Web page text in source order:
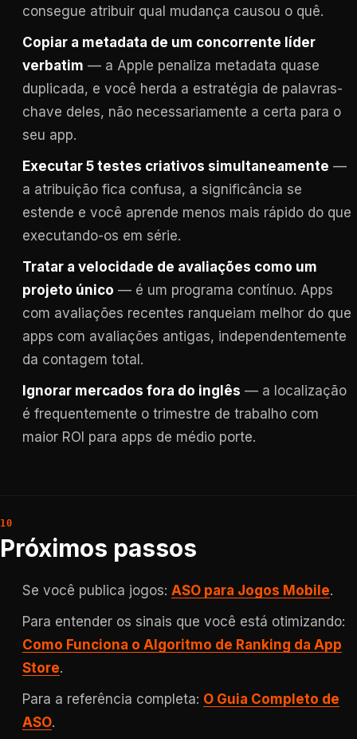
consegue atribuir qual mudança causou o quê.
Copiar a metadata de um concorrente líder
verbatim — a Apple penaliza metadata quase
duplicada, e você herda a estratégia de palavras-
chave deles, não necessariamente a certa para o
seu app.
Executar 5 testes criativos simultaneamente —
a atribuição fica confusa, a significância se
estende e você aprende menos mais rápido do que
executando-os em série.
Tratar a velocidade de avaliações como um
projeto único — é um programa contínuo. Apps
com avaliações recentes ranqueiam melhor do que
apps com avaliações antigas, independentemente
da contagem total.
Ignorar mercados fora do inglês — a localização
é frequentemente o trimestre de trabalho com
maior ROI para apps de médio porte.
Próximos passos
Se você publica jogos: ASO para Jogos Mobile.
Para entender os sinais que você está otimizando:
Como Funciona o Algoritmo de Ranking da App
Store.
Para a referência completa: O Guia Completo de
ASO.